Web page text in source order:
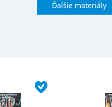
Ďalšie materiály